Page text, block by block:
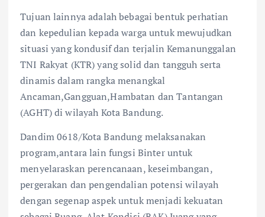
Tujuan lainnya adalah bebagai bentuk perhatian
dan kepedulian kepada warga untuk mewujudkan
situasi yang kondusif dan terjalin Kemanunggalan
TNI Rakyat (KTR) yang solid dan tangguh serta
dinamis dalam rangka menangkal
Ancaman,Gangguan,Hambatan dan Tantangan
(AGHT) di wilayah Kota Bandung.
Dandim 0618/Kota Bandung melaksanakan
program,antara lain fungsi Binter untuk
menyelaraskan perencanaan, keseimbangan,
pergerakan dan pengendalian potensi wilayah
dengan segenap aspek untuk menjadi kekuatan